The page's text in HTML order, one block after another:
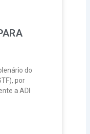
do
por
a ADI